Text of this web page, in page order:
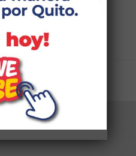
Capacitaciones
Puntos Wifi
Noticias Zonales